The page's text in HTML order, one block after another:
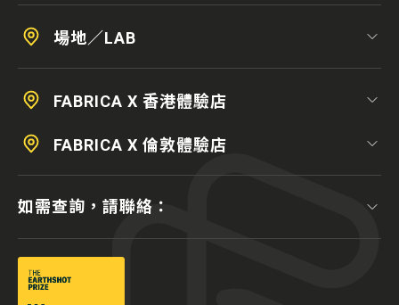
場地／LAB
FABRICA X 香港體驗店
FABRICA X 倫敦體驗店
如需查詢，請聯絡：